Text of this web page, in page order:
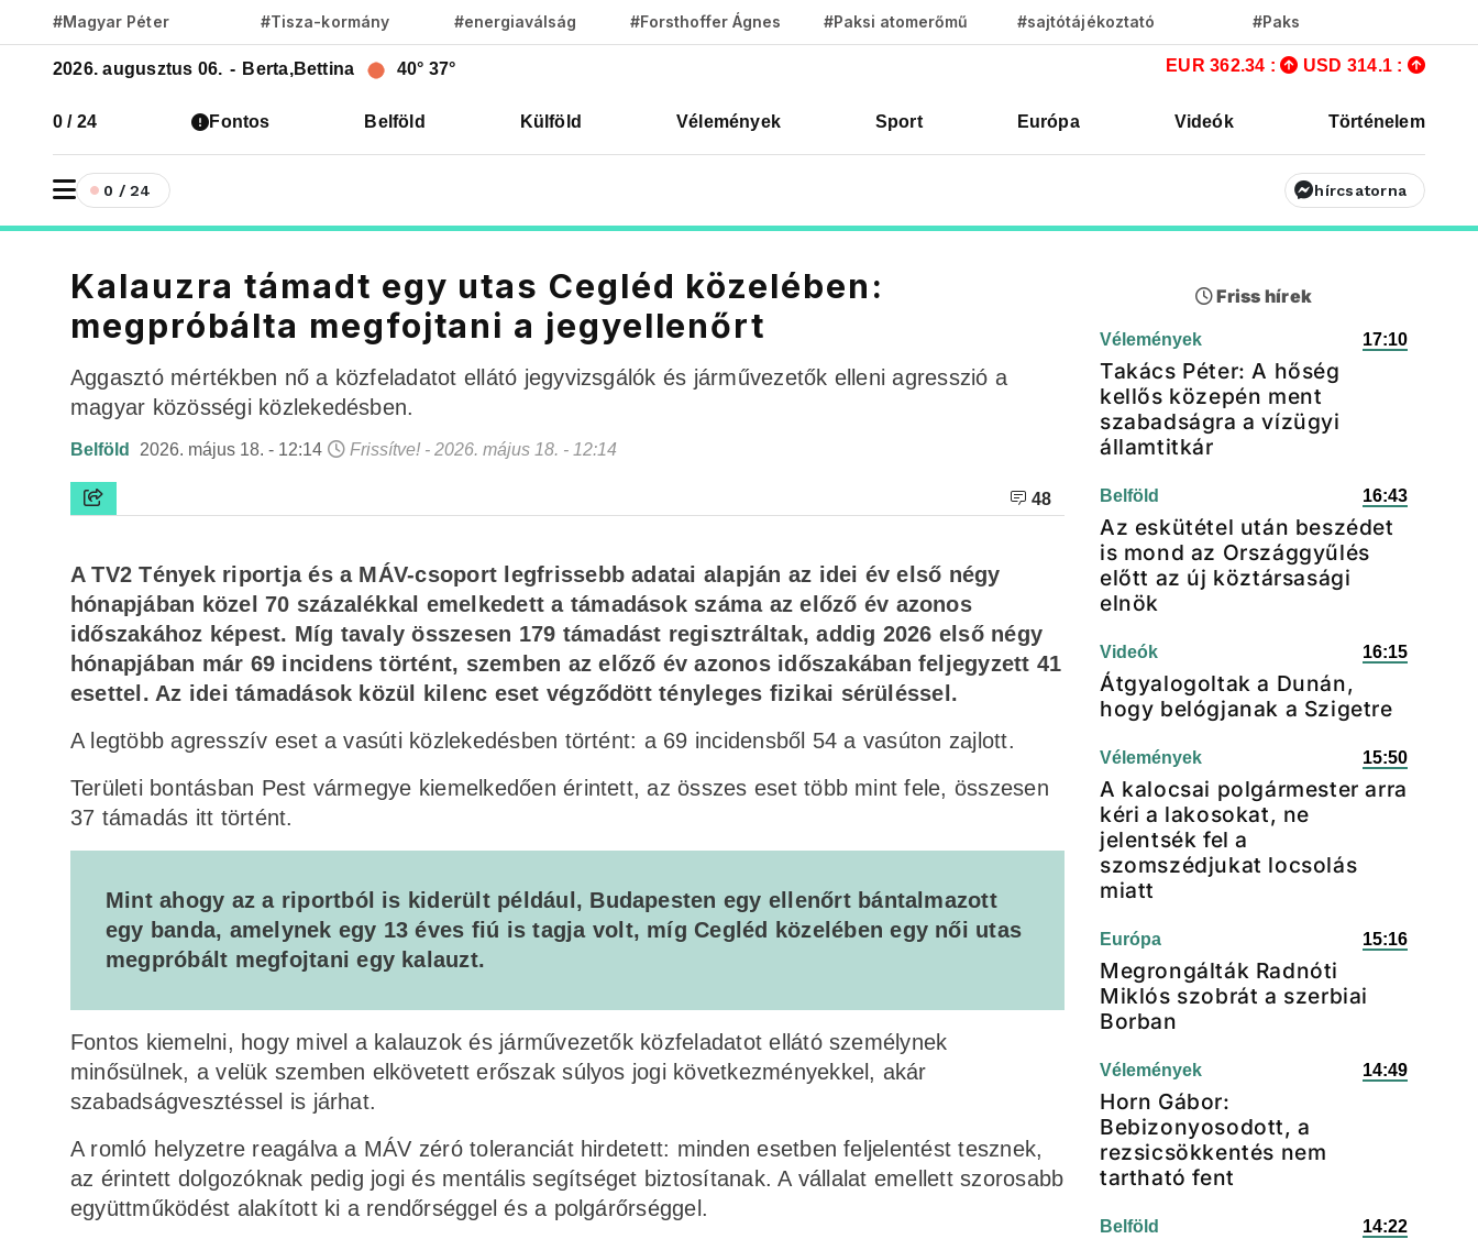
#Magyar Péter #Tisza-kormány #energiaválság #Forsthoffer Ágnes #Paksi atomerőmű #sajtótájékoztató #Paks
2026. augusztus 06. - Berta,Bettina 40° 37° EUR 362.34 : USD 314.1 :
0 / 24 Fontos Belföld Külföld Vélemények Sport Európa Videók Történelem
0 / 24 hírcsatorna
Kalauzra támadt egy utas Cegléd közelében:
megpróbálta megfojtani a jegyellenőrt
Aggasztó mértékben nő a közfeladatot ellátó jegyvizsgálók és járművezetők elleni agresszió a
magyar közösségi közlekedésben.
Belföld 2026. május 18. - 12:14 Frissítve! - 2026. május 18. - 12:14
48
A TV2 Tények riportja és a MÁV-csoport legfrissebb adatai alapján az idei év első négy
hónapjában közel 70 százalékkal emelkedett a támadások száma az előző év azonos
időszakához képest. Míg tavaly összesen 179 támadást regisztráltak, addig 2026 első négy
hónapjában már 69 incidens történt, szemben az előző év azonos időszakában feljegyzett 41
esettel. Az idei támadások közül kilenc eset végződött tényleges fizikai sérüléssel.
A legtöbb agresszív eset a vasúti közlekedésben történt: a 69 incidensből 54 a vasúton zajlott.
Területi bontásban Pest vármegye kiemelkedően érintett, az összes eset több mint fele, összesen
37 támadás itt történt.
Mint ahogy az a riportból is kiderült például, Budapesten egy ellenőrt bántalmazott
egy banda, amelynek egy 13 éves fiú is tagja volt, míg Cegléd közelében egy női utas
megpróbált megfojtani egy kalauzt.
Fontos kiemelni, hogy mivel a kalauzok és járművezetők közfeladatot ellátó személynek
minősülnek, a velük szemben elkövetett erőszak súlyos jogi következményekkel, akár
szabadságvesztéssel is járhat.
A romló helyzetre reagálva a MÁV zéró toleranciát hirdetett: minden esetben feljelentést tesznek,
az érintett dolgozóknak pedig jogi és mentális segítséget biztosítanak. A vállalat emellett szorosabb
együttműködést alakított ki a rendőrséggel és a polgárőrséggel.
Friss hírek
Vélemények 17:10
Takács Péter: A hőség
kellős közepén ment
szabadságra a vízügyi
államtitkár
Belföld 16:43
Az eskütétel után beszédet
is mond az Országgyűlés
előtt az új köztársasági
elnök
Videók 16:15
Átgyalogoltak a Dunán,
hogy belógjanak a Szigetre
Vélemények 15:50
A kalocsai polgármester arra
kéri a lakosokat, ne
jelentsék fel a
szomszédjukat locsolás
miatt
Európa 15:16
Megrongálták Radnóti
Miklós szobrát a szerbiai
Borban
Vélemények 14:49
Horn Gábor:
Bebizonyosodott, a
rezsicsökkentés nem
tartható fent
Belföld 14:22